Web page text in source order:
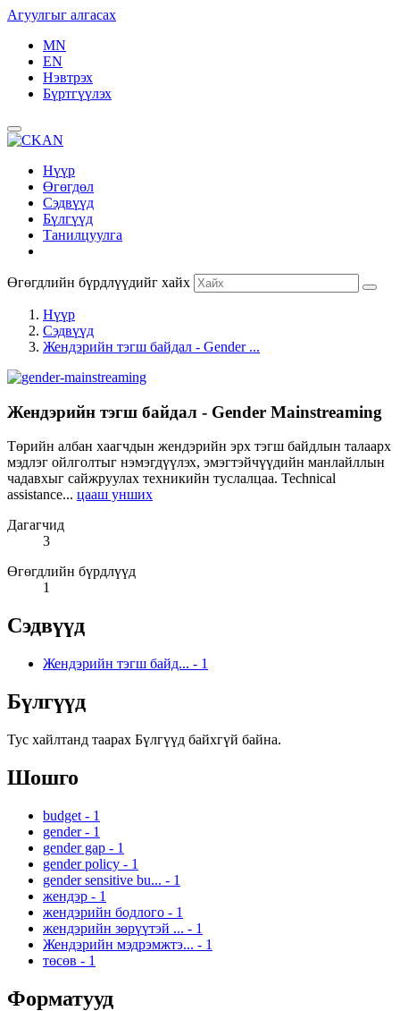
Агуулгыг алгасах
MN
EN
Нэвтрэх
Бүртгүүлэх
Нүүр
Өгөгдөл
Сэдвүүд
Бүлгүүд
Танилцуулга
Өгөгдлийн бүрдлүүдийг хайх
Нүүр
Сэдвүүд
Жендэрийн тэгш байдал - Gender ...
Жендэрийн тэгш байдал - Gender Mainstreaming
Төрийн албан хаагчдын жендэрийн эрх тэгш байдлын талаарх
мэдлэг ойлголтыг нэмэгдүүлэх, эмэгтэйчүүдийн манлайллын
чадавхыг сайжруулах техникийн туслалцаа. Technical
assistance... цааш унших
Дагагчид
3
Өгөгдлийн бүрдлүүд
1
Сэдвүүд
Жендэрийн тэгш байд... - 1
Бүлгүүд
Тус хайлтанд таарах Бүлгүүд байхгүй байна.
Шошго
budget - 1
gender - 1
gender gap - 1
gender policy - 1
gender sensitive bu... - 1
жендэр - 1
жендэрийн бодлого - 1
жендэрийн зөрүүтэй ... - 1
Жендэрийн мэдрэмжтэ... - 1
төсөв - 1
Форматууд